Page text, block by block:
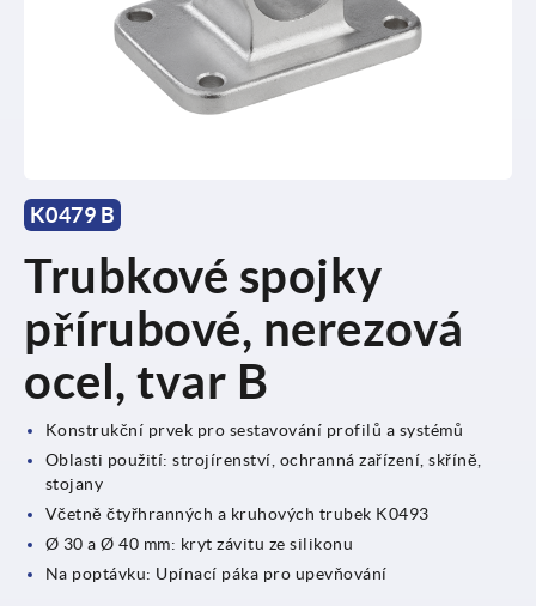
K0479 B
Trubkové spojky
přírubové, nerezová
ocel, tvar B
Konstrukční prvek pro sestavování profilů a systémů
Oblasti použití: strojírenství, ochranná zařízení, skříně,
stojany
Včetně čtyřhranných a kruhových trubek K0493
Ø 30 a Ø 40 mm: kryt závitu ze silikonu
Na poptávku: Upínací páka pro upevňování